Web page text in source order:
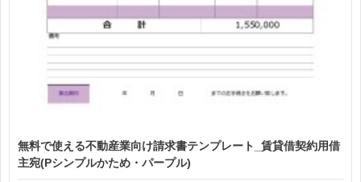
無料で使える不動産業向け請求書テンプレート_賃貸借契約用借
主宛(Pシンプルかため・パープル)